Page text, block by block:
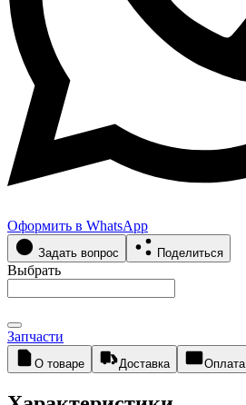
Оформить в WhatsApp
Задать вопрос Поделиться
Выбрать
Запчасти
О товаре Доставка Оплата